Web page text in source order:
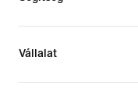
Vállalat